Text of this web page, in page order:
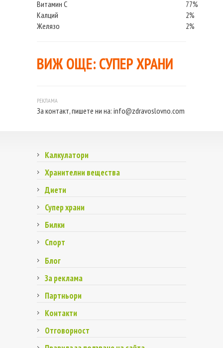
Витамин С
77%
Калций
2%
Желязо
2%
ВИЖ ОЩЕ: СУПЕР ХРАНИ
За контакт, пишете ни на: info@zdravoslovno.com
Калкулатори
Хранителни вещества
Диети
Супер храни
Билки
Спорт
Блог
За реклама
Партньори
Контакти
Отговорност